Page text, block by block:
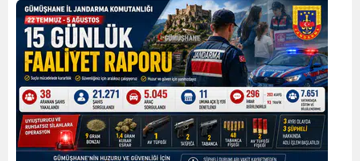
Çankırı
Çorum
Denizli
Diyarbakır
Edirne